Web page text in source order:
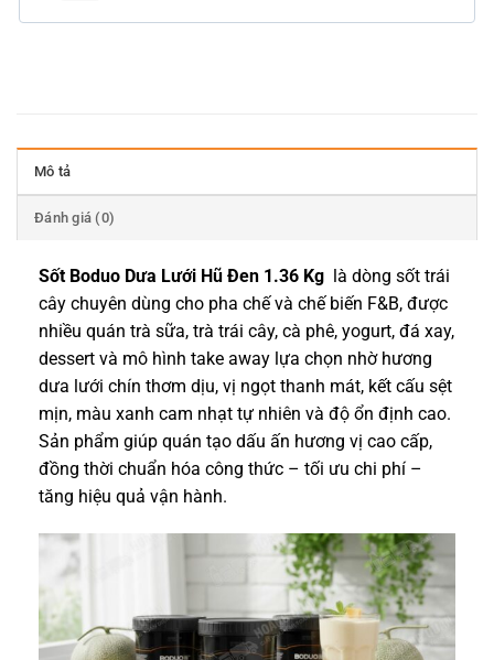
Mô tả
Đánh giá (0)
Sốt Boduo Dưa Lưới Hũ Đen 1.36 Kg là dòng sốt trái
cây chuyên dùng cho pha chế và chế biến F&B, được
nhiều quán trà sữa, trà trái cây, cà phê, yogurt, đá xay,
dessert và mô hình take away lựa chọn nhờ hương
dưa lưới chín thơm dịu, vị ngọt thanh mát, kết cấu sệt
mịn, màu xanh cam nhạt tự nhiên và độ ổn định cao.
Sản phẩm giúp quán tạo dấu ấn hương vị cao cấp,
đồng thời chuẩn hóa công thức – tối ưu chi phí –
tăng hiệu quả vận hành.